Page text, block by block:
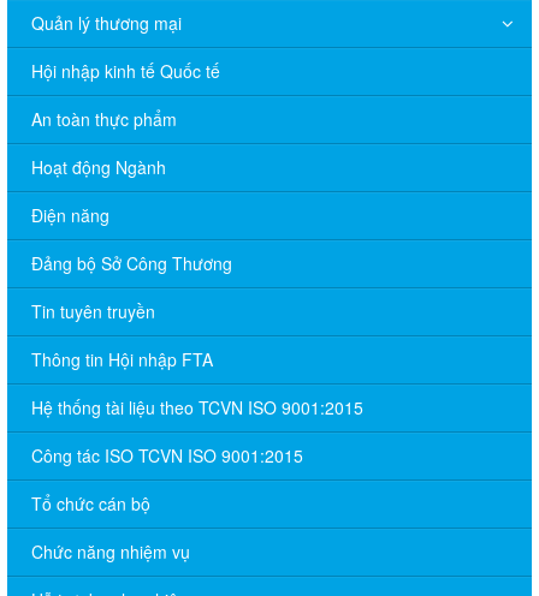
Quản lý thương mại
Hội nhập kinh tế Quốc tế
An toàn thực phẩm
Hoạt động Ngành
Điện năng
Đảng bộ Sở Công Thương
Tin tuyên truyền
Thông tin Hội nhập FTA
Hệ thống tài liệu theo TCVN ISO 9001:2015
Công tác ISO TCVN ISO 9001:2015
Tổ chức cán bộ
Chức năng nhiệm vụ